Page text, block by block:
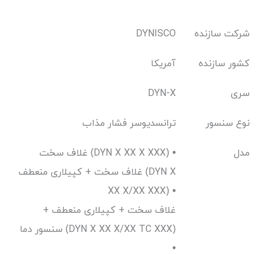
شرکت سازنده DYNISCO
کشور سازنده آمریکا
سری DYN-X
نوع سنسور ترانسدیوسر فشار مذاب
مدل
غلاف سخت (DYN X XX X XXX) •
غلاف سخت + کپیلاری منعطف (DYN X
XX X/XX XXX) •
غلاف سخت + کپیلاری منعطف +
سنسور دما (DYN X XX X/XX TC XXX)
•